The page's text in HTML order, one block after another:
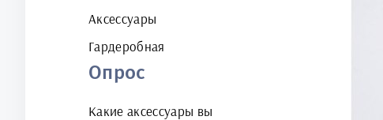
Аксессуары
Гардеробная
Опрос
Какие аксессуары вы